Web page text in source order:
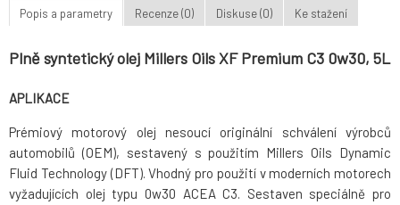
Popis a parametry Recenze (0) Diskuse (0) Ke stažení
Plně syntetický olej Millers Oils XF Premium C3 0w30, 5L
APLIKACE
Prémiový motorový olej nesoucí originální schválení výrobců
automobilů (OEM), sestavený s použitím Millers Oils Dynamic
Fluid Technology (DFT). Vhodný pro použití v moderních motorech
vyžadujících olej typu 0w30 ACEA C3. Sestaven speciálně pro